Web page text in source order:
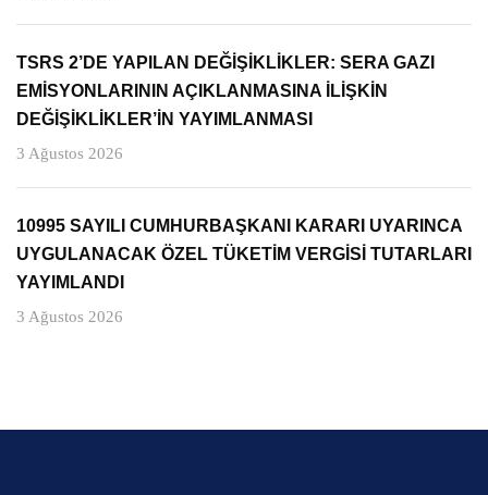
TSRS 2’DE YAPILAN DEĞİŞİKLİKLER: SERA GAZI
EMİSYONLARININ AÇIKLANMASINA İLİŞKİN
DEĞİŞİKLİKLER’İN YAYIMLANMASI
3 Ağustos 2026
10995 SAYILI CUMHURBAŞKANI KARARI UYARINCA
UYGULANACAK ÖZEL TÜKETİM VERGİSİ TUTARLARI
YAYIMLANDI
3 Ağustos 2026